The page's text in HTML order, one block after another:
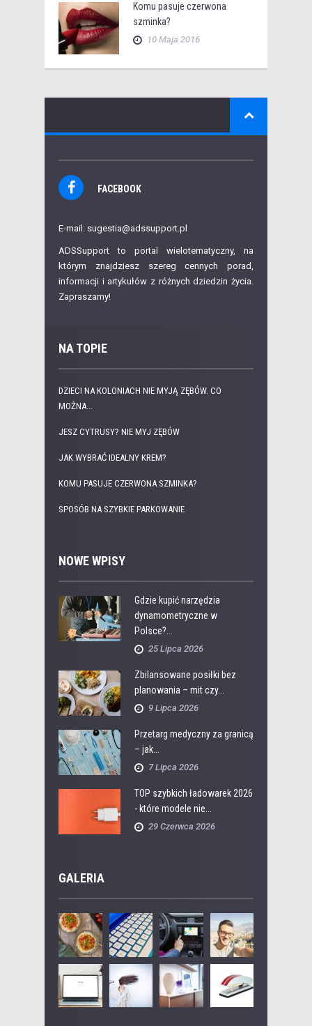
Komu pasuje czerwona
szminka?
10 Maja 2016
FACEBOOK
E-mail: sugestia@adssupport.pl
ADSSupport to portal wielotematyczny, na
którym znajdziesz szereg cennych porad,
informacji i artykułów z różnych dziedzin życia.
Zapraszamy!
NA TOPIE
DZIECI NA KOLONIACH NIE MYJĄ ZĘBÓW. CO
MOŻNA...
JESZ CYTRUSY? NIE MYJ ZĘBÓW
JAK WYBRAĆ IDEALNY KREM?
KOMU PASUJE CZERWONA SZMINKA?
SPOSÓB NA SZYBKIE PARKOWANIE
NOWE WPISY
Gdzie kupić narzędzia
dynamometryczne w
Polsce?...
25 Lipca 2026
Zbilansowane posiłki bez
planowania – mit czy...
9 Lipca 2026
Przetarg medyczny za granicą
– jak...
7 Lipca 2026
TOP szybkich ładowarek 2026
- które modele nie...
29 Czerwca 2026
GALERIA